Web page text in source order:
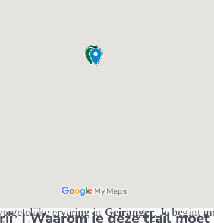
| Waarom je deze trail moet
ervaring inGeiranger. Je begint